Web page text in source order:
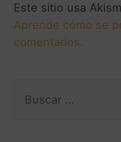
Este sitio usa
Aprende cómo se
comentarios.